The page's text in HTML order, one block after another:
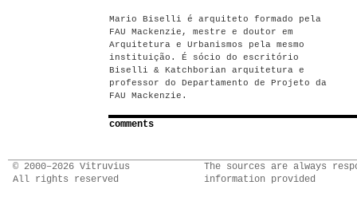
Mario Biselli é arquiteto formado pela
FAU Mackenzie, mestre e doutor em
Arquitetura e Urbanismos pela mesmo
instituição. É sócio do escritório
Biselli & Katchborian arquitetura e
professor do Departamento de Projeto da
FAU Mackenzie.
comments
© 2000–2026 Vitruvius
All rights reserved
The sources are always
information provided